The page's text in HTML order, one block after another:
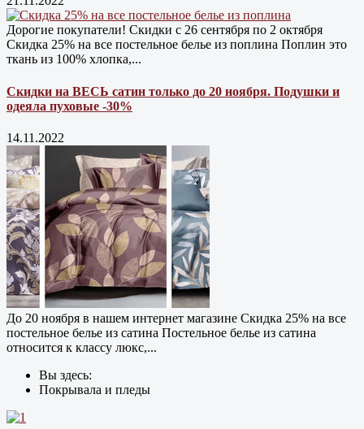
Дорогие покупатели! Скидки с 26 сентября по 2 октября
Скидка 25% на все постельное белье из поплина Поплин это
ткань из 100% хлопка,...
Скидки на ВЕСЬ сатин только до 20 ноября. Подушки и
одеяла пуховые -30%
14.11.2022
До 20 ноября в нашем интернет магазине Cкидка 25% на все
постельное белье из сатина Постельное белье из сатина
относится к классу люкс,...
Вы здесь:
Покрывала и пледы